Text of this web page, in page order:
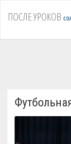
ПОСЛЕ УРОКОВ